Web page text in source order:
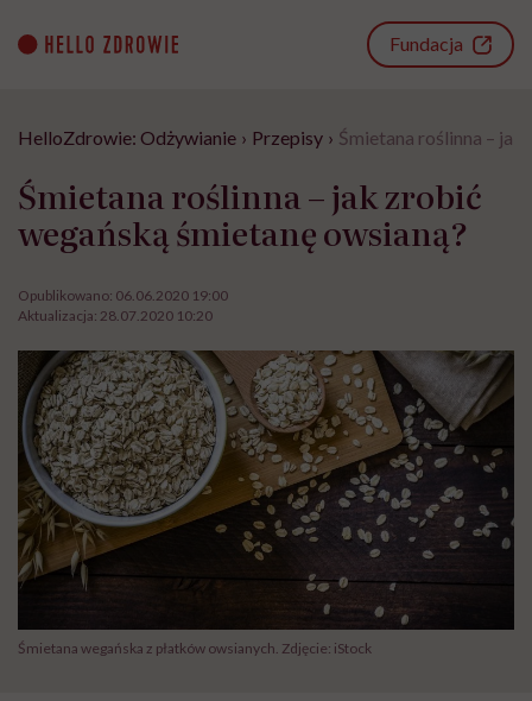
content
Fundacja
HelloZdrowie: Odżywianie › Przepisy › Śmietana roślinna –
Śmietana roślinna – jak zrobić
wegańską śmietanę owsianą?
Opublikowano: 06.06.2020 19:00
Aktualizacja: 28.07.2020 10:20
Śmietana wegańska z płatków owsianych. Zdjęcie: iStock